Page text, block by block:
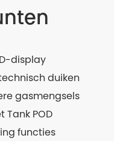
display
duiken
gasmengsels
POD
functies